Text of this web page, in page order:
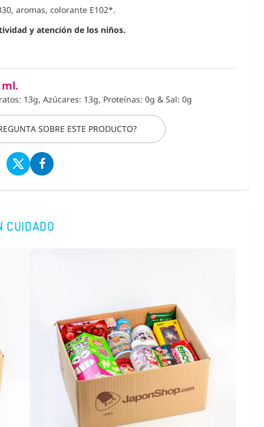
aromas, colorante E102*.
y atención de los niños.
13g, Azúcares: 13g, Proteínas: 0g & Sal: 0g
SOBRE ESTE PRODUCTO?
CUIDADO